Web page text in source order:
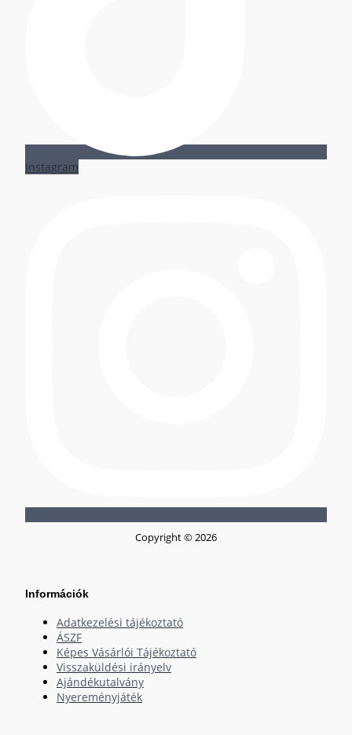
Instagram
Copyright © 2026
Információk
Adatkezelési tájékoztató
ÁSZF
Képes Vásárlói Tájékoztató
Visszaküldési irányelv
Ajándékutalvány
Nyereményjáték